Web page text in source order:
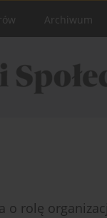
Archiwum
o rolę